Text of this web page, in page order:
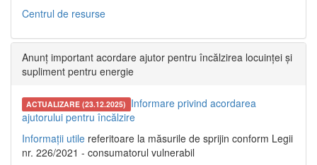
Centrul de resurse
Anunț important acordare ajutor pentru încălzirea locuinței și
supliment pentru energie
ACTUALIZARE (23.12.2025) Informare privind acordarea
ajutorului pentru încălzire
Informații utile referitoare la măsurile de sprijin conform Legii
nr. 226/2021 - consumatorul vulnerabil